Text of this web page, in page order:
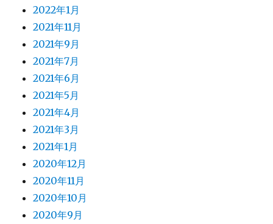
2022年1月
2021年11月
2021年9月
2021年7月
2021年6月
2021年5月
2021年4月
2021年3月
2021年1月
2020年12月
2020年11月
2020年10月
2020年9月